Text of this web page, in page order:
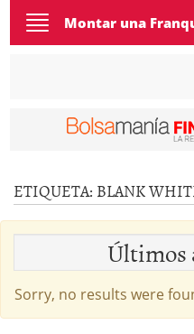
Toggle
navigation
Montar una
ETIQUETA: BLANK
Últimos
Sorry, no results were